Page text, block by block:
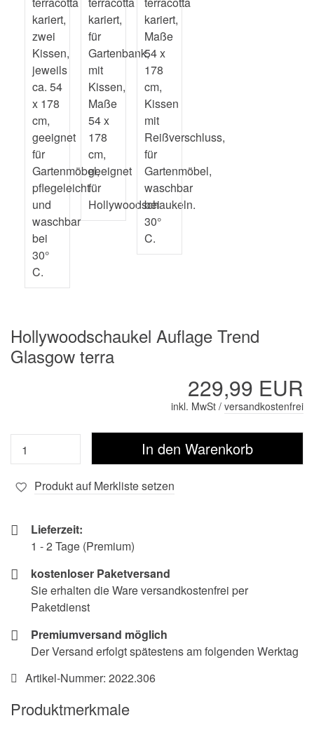
Hollywoodschaukel Auflage Trend
Glasgow terra
229,99 EUR
inkl. MwSt / versandkostenfrei
Produkt auf Merkliste setzen
Lieferzeit:
1 - 2 Tage (Premium)
kostenloser Paketversand
Sie erhalten die Ware versandkostenfrei per
Paketdienst
Premiumversand möglich
Der Versand erfolgt spätestens am folgenden Werktag
Artikel-Nummer: 2022.306
Produktmerkmale